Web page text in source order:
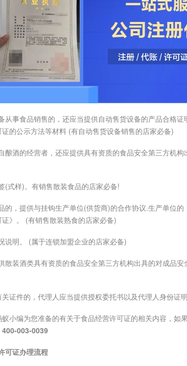
事食品销售的，还应当提供自动售货设备的产品合格证
的公示方法等材料 (有自动售货设备销售的店家必备)
酒的经营者，还应提供具有资质的食品安全第三方机构
样)。有销售散装食品的店家必备!
，提供与挂钩生产单位(供货商)的合作协议.生产单位的
》。 (有销售散装熟食的店家必备)
明。 (属于连锁加盟企业的店家必备)
装酒类具有资质的食品安全第三方机构出具的对成品安
件的，代理人应当提供授权委托书以及代理人身份证明
编为您准备的有关于食品经营许可证的相关内容，如
400-003-0039
可证办理流程